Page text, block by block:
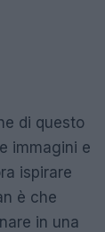
di questo
immagini e
ispirare
è che
in una